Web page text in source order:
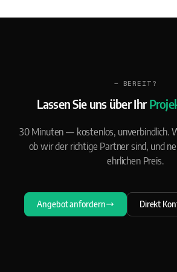
— BEREIT?
Lassen Sie uns über Ihr
30 Minuten — kostenlos, unverbindlich.
ob wir der richtige Partner sind, und
ehrlichen Preis.
Angebot anfordern Direkt